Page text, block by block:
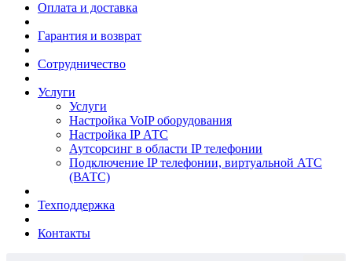
Оплата и доставка
Гарантия и возврат
Сотрудничество
Услуги
Услуги
Настройка VoIP оборудования
Настройка IP АТС
Аутсорсинг в области IP телефонии
Подключение IP телефонии, виртуальной АТС
(ВАТС)
Техподдержка
Контакты